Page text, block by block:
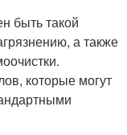
быть такой
а также
которые могут